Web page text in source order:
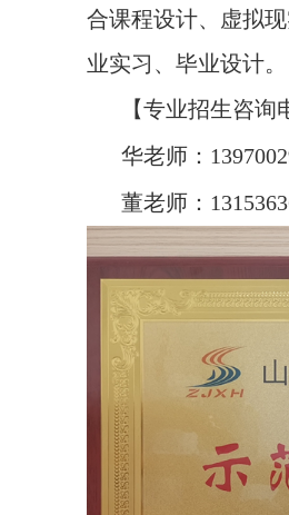
合课程设计、虚拟
业实习、毕业设计。
【专业招生咨询
华老师：
董老师：